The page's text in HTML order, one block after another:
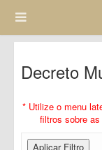
Decreto
* Utilize o menu
filtros sobre
Aplicar Filtro